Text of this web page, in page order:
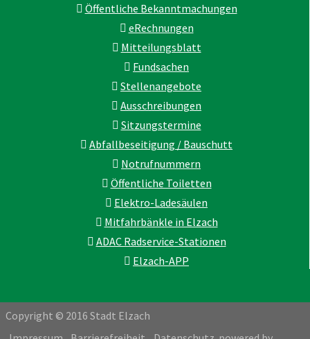
Öffentliche Bekanntmachungen
eRechnungen
Mitteilungsblatt
Fundsachen
Stellenangebote
Ausschreibungen
Sitzungstermine
Abfallbeseitigung / Bauschutt
Notrufnummern
Öffentliche Toiletten
Elektro-Ladesäulen
Mitfahrbänkle in Elzach
ADAC Radservice-Stationen
Elzach-APP
Copyright © 2016 Stadt Elzach